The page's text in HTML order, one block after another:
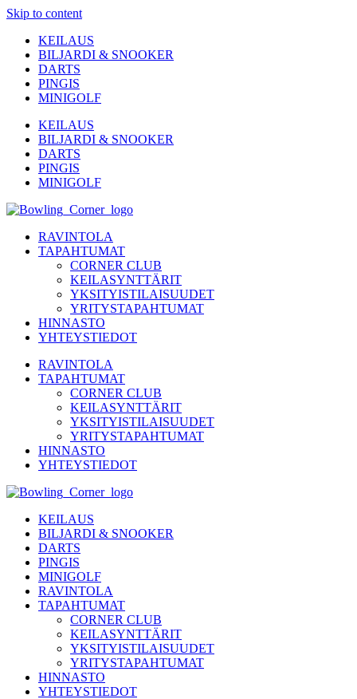
Skip to content
KEILAUS
BILJARDI & SNOOKER
DARTS
PINGIS
MINIGOLF
KEILAUS
BILJARDI & SNOOKER
DARTS
PINGIS
MINIGOLF
RAVINTOLA
TAPAHTUMAT
CORNER CLUB
KEILASYNTTÄRIT
YKSITYISTILAISUUDET
YRITYSTAPAHTUMAT
HINNASTO
YHTEYSTIEDOT
RAVINTOLA
TAPAHTUMAT
CORNER CLUB
KEILASYNTTÄRIT
YKSITYISTILAISUUDET
YRITYSTAPAHTUMAT
HINNASTO
YHTEYSTIEDOT
KEILAUS
BILJARDI & SNOOKER
DARTS
PINGIS
MINIGOLF
RAVINTOLA
TAPAHTUMAT
CORNER CLUB
KEILASYNTTÄRIT
YKSITYISTILAISUUDET
YRITYSTAPAHTUMAT
HINNASTO
YHTEYSTIEDOT